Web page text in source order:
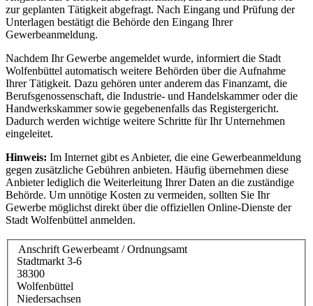
zur geplanten Tätigkeit abgefragt. Nach Eingang und Prüfung der
Unterlagen bestätigt die Behörde den Eingang Ihrer
Gewerbeanmeldung.
Nachdem Ihr Gewerbe angemeldet wurde, informiert die Stadt
Wolfenbüttel automatisch weitere Behörden über die Aufnahme
Ihrer Tätigkeit. Dazu gehören unter anderem das Finanzamt, die
Berufsgenossenschaft, die Industrie- und Handelskammer oder die
Handwerkskammer sowie gegebenenfalls das Registergericht.
Dadurch werden wichtige weitere Schritte für Ihr Unternehmen
eingeleitet.
Hinweis: Im Internet gibt es Anbieter, die eine Gewerbeanmeldung
gegen zusätzliche Gebühren anbieten. Häufig übernehmen diese
Anbieter lediglich die Weiterleitung Ihrer Daten an die zuständige
Behörde. Um unnötige Kosten zu vermeiden, sollten Sie Ihr
Gewerbe möglichst direkt über die offiziellen Online-Dienste der
Stadt Wolfenbüttel anmelden.
Anschrift Gewerbeamt / Ordnungsamt
Stadtmarkt 3-6
38300
Wolfenbüttel
Niedersachsen